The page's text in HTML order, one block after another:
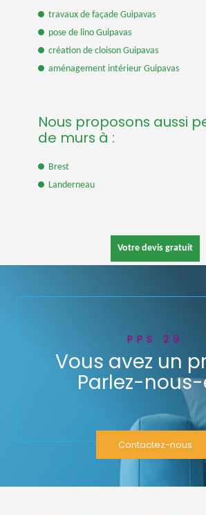
travaux de façade Guipavas
pose de lino Guipavas
création de cloison Guipavas
aménagement intérieur Guipavas
Nous proposons aussi
de murs à :
Brest
Landerneau
Votre devis gratuit
PPS 29
Vous avez un
Parlez-
Contactez-nous